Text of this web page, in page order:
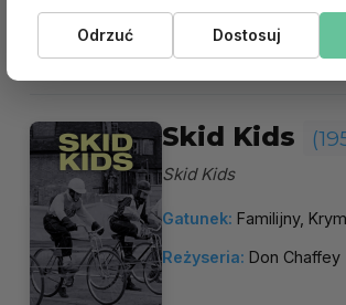
więcej
Skid Kids
Skid Kids
Gatunek: Familijny,
Reżyseria: Don Chaffey
Odrzuć Dostosuj